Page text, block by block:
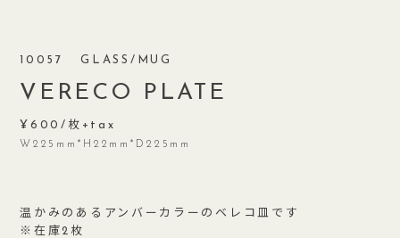
10057 GLASS/MUG
VERECO PLATE
600/枚
W225mm*H22mm*D225mm
温かみのあるアンバーカラーのベレコ皿です
※在庫2枚